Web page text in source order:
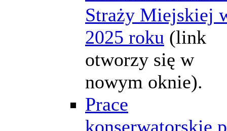
Straży Miejskiej
2025 roku (link
otworzy się w
nowym oknie).
Prace
konserwatorskie